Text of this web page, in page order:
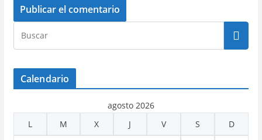
Calendario
agosto 2026
L
M X J V S D